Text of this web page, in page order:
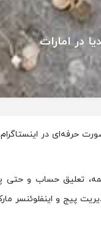
در امارات
حرفه‌ای در
تعلیق حساب و حتی
پیج و اینفلوئنسر